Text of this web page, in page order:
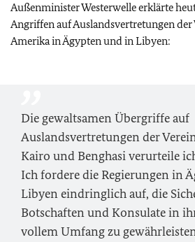
Außenminister Westerwelle erklärte
Angriffen auf Auslandsvertretungen der
Amerika in Ägypten und in Libyen:
Die gewaltsamen Übergriffe auf
Auslandsvertretungen der
Kairo und Benghasi verurteile
Ich fordere die Regierungen in
Libyen eindringlich auf, die
Botschaften und Konsulate in
vollem Umfang zu